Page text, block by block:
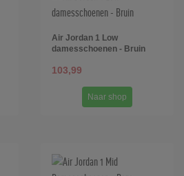
Air Jordan 1 Low
damesschoenen - Bruin
103,99
Naar shop